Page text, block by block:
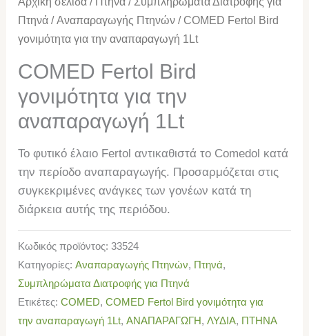
Πτηνά /Αναπαραγωγής Πτηνών / COMED Fertol Bird
γονιμότητα για την αναπαραγωγή 1Lt
COMED Fertol Bird
γονιμότητα για την
αναπαραγωγή 1Lt
Το φυτικό έλαιο Fertol αντικαθιστά το Comedol κατά
την περίοδο αναπαραγωγής. Προσαρμόζεται στις
συγκεκριμένες ανάγκες των γονέων κατά τη
διάρκεια αυτής της περιόδου.
Κωδικός προϊόντος:33524
Κατηγορίες:Αναπαραγωγής Πτηνών, Πτηνά,
Συμπληρώματα Διατροφής για Πτηνά
Ετικέτες:COMED,COMED Fertol Bird γονιμότητα για
την αναπαραγωγή 1Lt,ΑΝΑΠΑΡΑΓΩΓΗ,ΛΥΔΙΑ, ΠΤΗΝΑ